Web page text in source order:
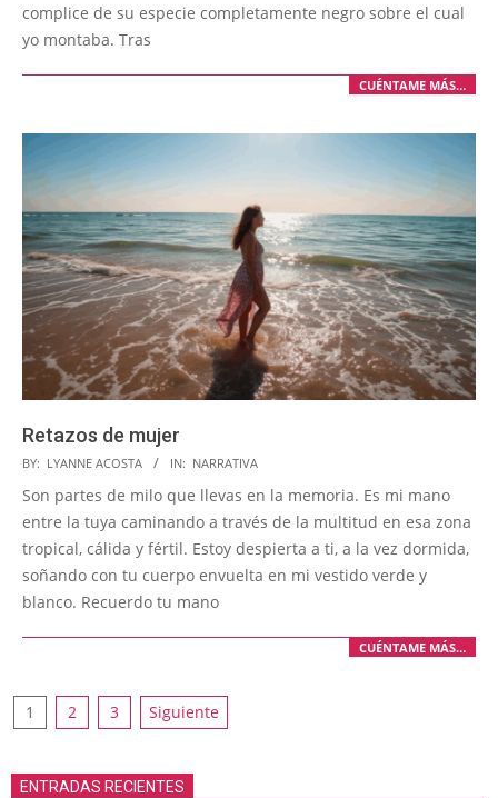
complice de su especie completamente negro sobre el cual
yo montaba. Tras
CUÉNTAME MÁS…
Retazos de mujer
2026-
03-
BY: LYANNE ACOSTA IN: NARRATIVA
Son partes de milo que llevas en la memoria. Es mi mano
entre la tuya caminando a través de la multitud en esa zona
tropical, cálida y fértil. Estoy despierta a ti, a la vez dormida,
soñando con tu cuerpo envuelta en mi vestido verde y
blanco. Recuerdo tu mano
CUÉNTAME MÁS…
Paginación
entradas
1 2 3 Siguiente
ENTRADAS RECIENTES